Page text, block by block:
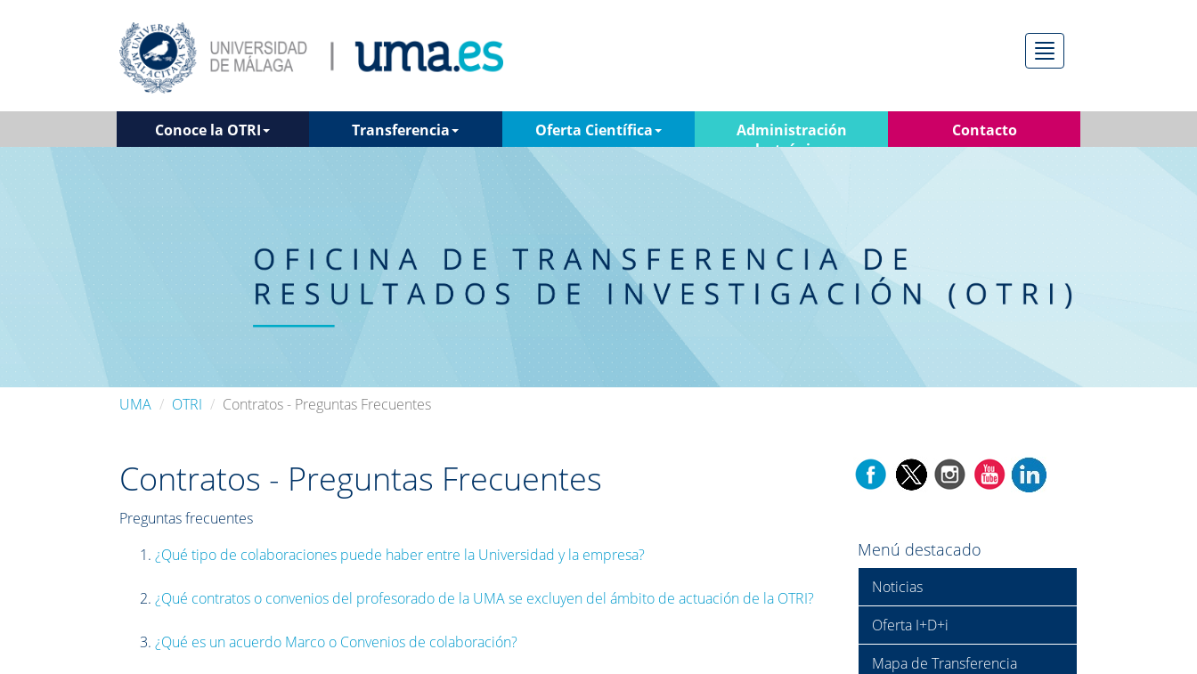
Menú
Conoce la OTRI Transferencia Oferta Científica
Administración
electrónica
Contacto
UMA OTRI Contratos - Preguntas Frecuentes
Contratos - Preguntas Frecuentes
Preguntas frecuentes
¿Qué tipo de colaboraciones puede haber entre la Universidad y la empresa?
¿Qué contratos o convenios del profesorado de la UMA se excluyen del ámbito de actuación de la OTRI?
¿Qué es un acuerdo Marco o Convenios de colaboración?
Menú destacado
Noticias
Oferta I+D+i
Mapa de Transferencia